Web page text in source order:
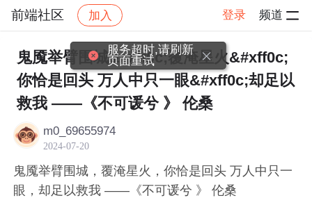
前端社区 加入 登录 频道
社区 前端社区 感慨 帖子详情
鬼魇举臂围城&#xff0c;覆淹星火&#xff0c;
你恰是回头 万人中只一眼&#xff0c;却足以
救我 ——《不可谖兮 》 伦桑
m0_69655974
2024-07-20
鬼魇举臂围城，覆淹星火，你恰是回头 万人中只一
眼，却足以救我 ——《不可谖兮 》 伦桑
服务超时,请刷新
页面重试